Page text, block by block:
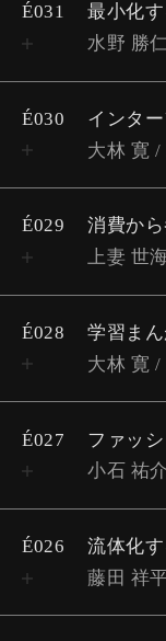
É031 最小化
水野 勝
É030
インタ
大林 寛 /
É029
消費か
上妻 世
É028
学習ま
大林 寛 /
É027
ファッ
小石 祐
É026
流体化
藤田 祥